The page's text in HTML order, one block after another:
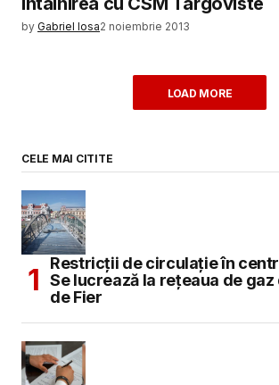
by Gabriel Iosa2 noiembrie 2013
LOAD MORE
CELE MAI CITITE
Restricții de circulație în
Se lucrează la rețeaua de gaz
de Fier